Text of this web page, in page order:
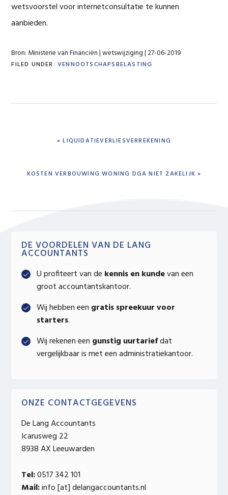
wetsvoorstel voor internetconsultatie te kunnen
aanbieden.
Bron: Ministerie van Financiën | wetswijziging | 27-06-2019
FILED UNDER: VENNOOTSCHAPSBELASTING
PREVIOUS
« LIQUIDATIEVERLIESVERREKENING
NEXT
KOSTEN VERBOUWING WONING DGA NIET ZAKELIJK »
Primary
Sidebar
DE VOORDELEN VAN DE LANG
ACCOUNTANTS
U profiteert van de kennis en kundevan een
groot accountantskantoor.
Wij hebben een gratis spreekuur voor
starters.
Wij rekenen een gunstig uurtariefdat
vergelijkbaar is met een administratiekantoor.
ONZE CONTACTGEGEVENS
De Lang Accountants
Icarusweg 22
8938 AX Leeuwarden
Tel:0517 342 101
Mail:info [at] delangaccountants.nl